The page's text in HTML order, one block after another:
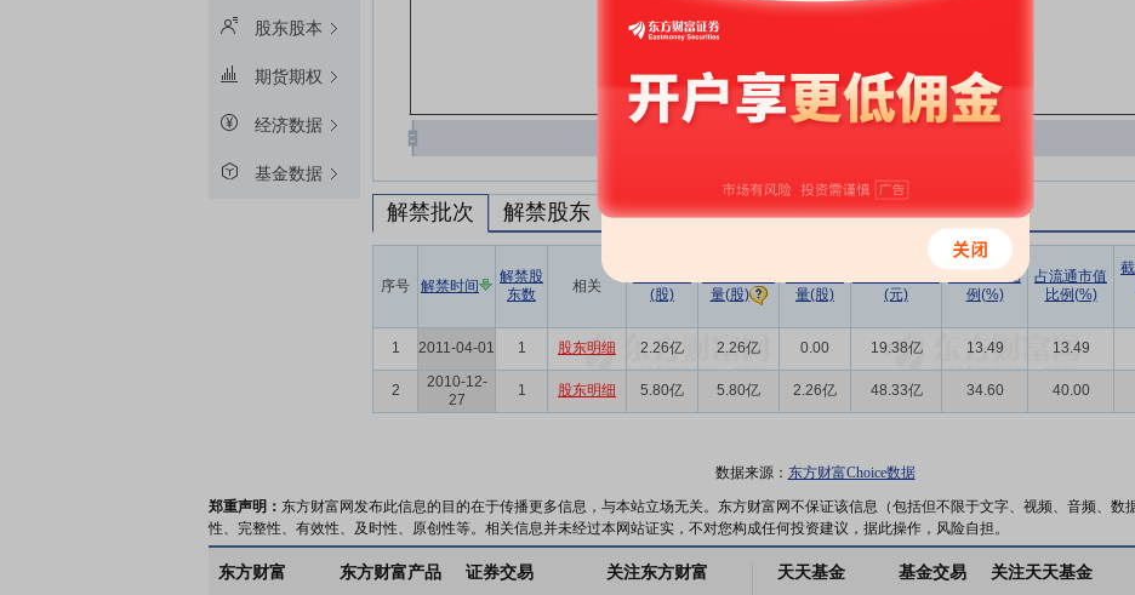
股东股本
期货期权
经济数据
基金数据
解禁批次 解禁股东
序号 解禁时间
解禁股
东数
相关
(股)
量(股)
量(股)
(元)
占总市值比
例(%)
占流通市值
比例(%)
1 2011-04-01 1 股东明细 2.26亿 2.26亿 0.00 19.38亿 13.49 13.49
2
2010-12-
27
1 股东明细 5.80亿 5.80亿 2.26亿 48.33亿 34.60 40.00
数据来源： 东方财富Choice数据
郑重声明： 东方财富网发布此信息的目的在于传播更多信息，与本站立场无关。东方财富网不保证该信息（包括但不限于文字、视频、音频、
性、完整性、有效性、及时性、原创性等。相关信息并未经过本网站证实，不对您构成任何投资建议，据此操作，风险自担。
东方财富 东方财富产品 证券交易 关注东方财富 天天基金 基金交易 关注天天基金